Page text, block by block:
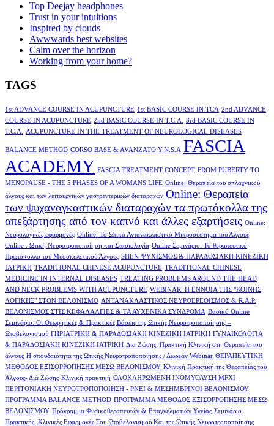
Top Deejay headphones
Trust in your intuitions
Inspired by clouds
Awwwards best websites
Calm over the horizon
Working from your home?
TAGS
1st ADVANCE COURSE IN ACUPUNCTURE 1st BASIC COURSE IN TCA 2nd ADVANCE
COURSE IN ACUPUNCTURE 2nd BASIC COURSE IN T.C.A. 3rd BASIC COURSE IN
T.C.A. ACUPUNCTURE IN THE TREATMENT OF NEUROLOGICAL DISEASES
BALANCE METHOD CORSO BASE & AVANZATO Y.N.S.A FASCIA
ACADEMY FASCIA TREATMENT CONCEPT FROM PUBERTY TO
MENOPAUSE - THE 5 PHASES OF A WOMANS LIFE Online: Θεραπεία του σπλαχνικού
άλγους και των λειτουργικών γαστρεντερικών διαταραχών Online: Θεραπεία
των ψυχαναγκαστικών διαταραχών τα πρωτόκολλα της
απεξάρτησης από τον καπνό και άλλες εξαρτήσεις Online:
Νευρολογικές εφαρμογές Online: Το Ωτικό Αντανακλαστικό Μικροσύστημα του Άλγους
Online : Ωτική Νευροτροποποίηση και Στασιολογία Online Σεμινάριο: Το θεραπευτικό
Πρωτόκολλο του Μυοσκελετικού Άλγους SHEN-ΨΥΧΙΣΜΟΣ & ΠΑΡΑΔΟΣΙΑΚΗ ΚΙΝΕΖΙΚΗ
ΙΑΤΡΙΚΗ TRADITIONAL CHINESE ACUPUNCTURE TRADITIONAL CHINESE
MEDICINE IN INTERNAL DISEASES TREATING PROBLEMS AROUND THE HEAD
AND NECK PROBLEMS WITH ACUPUNCTURE WEBINAR: Η ΕΝΝΟΙΑ ΤΗΣ "ΚΟΙΝΗΣ
ΛΟΓΙΚΗΣ" ΣΤΟΝ ΒΕΛΟΝΙΣΜΟ ΑΝΤΑΝΑΚΛΑΣΤΙΚΟΣ ΝΕΥΡΟΕΡΕΘΙΣΜΟΣ & R.A.P.
ΒΕΛΟΝΙΣΜΟΣ ΣΤΙΣ ΚΕΦΑΛΑΛΓΙΕΣ & ΤΑ ΑΥΧΕΝΙΚΑ ΣΥΝΔΡΟΜΑ Βασικό Online
Σεμινάριο: Οι Θεωρητικές & Πρακτικές Βάσεις της Ωτικής Νευροτροποποίησης –
Ωτοβελονισμού ΓΗΡΙΑΤΡΙΚΗ & ΠΑΡΑΔΟΣΙΑΚΗ ΚΙΝΕΖΙΚΗ ΙΑΤΡΙΚΗ ΓΥΝΑΙΚΟΛΟΓΙΑ
& ΠΑΡΑΔΟΣΙΑΚΗ ΚΙΝΕΖΙΚΗ ΙΑΤΡΙΚΗ Δια Ζώσης: Πρακτική Κλινική στη Θεραπεία του
άλγους Η σπουδαιότητα της Ωτικής Νευροτροποποίησης / Δωρεάν Webinar ΘΕΡΑΠΕΥΤΙΚΗ
ΜΕΘΟΔΟΣ ΕΞΙΣΟΡΡΟΠΗΣΗΣ ΜΕΣΩ ΒΕΛΟΝΙΣΜΟΥ Κλινική Πρακτική της Θεραπείας του
Άλγους- Διά Ζώσης Κλινική πρακτική ΟΛΟΚΛΗΡΩΜΕΝΗ ΙΝΟΜΥΟΛΥΣΗ MFXI
ΠΕΡΙΤΟΝΙΑΚΗ ΝΕΥΡΟΤΡΟΠΟΠΟΙΗΣΗ - PNEI & ΜΕΣΗΜΒΡΙΝΟI ΒΕΛΟΝΙΣΜΟΥ
ΠΡΟΓΡΑΜΜΑ BALANCE METHOD ΠΡΟΓΡΑΜΜΑ ΜΕΘΟΔΟΣ ΕΞΙΣΟΡΡΟΠΗΣΗΣ ΜΕΣΩ
ΒΕΛΟΝΙΣΜΟΥ Πρόγραμμα Φυσικοθεραπευτών & Επαγγελματιών Υγείας Σεμινάριο
Πρακτικής: Κλινικές Εφαρμογές Του Ωτοβελονισμού Και της Ωτικής Νευροτροποποίησης